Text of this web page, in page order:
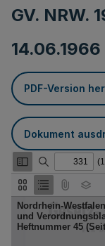
GV. NRW.
14.06.1966
PDF-Version
Dokument